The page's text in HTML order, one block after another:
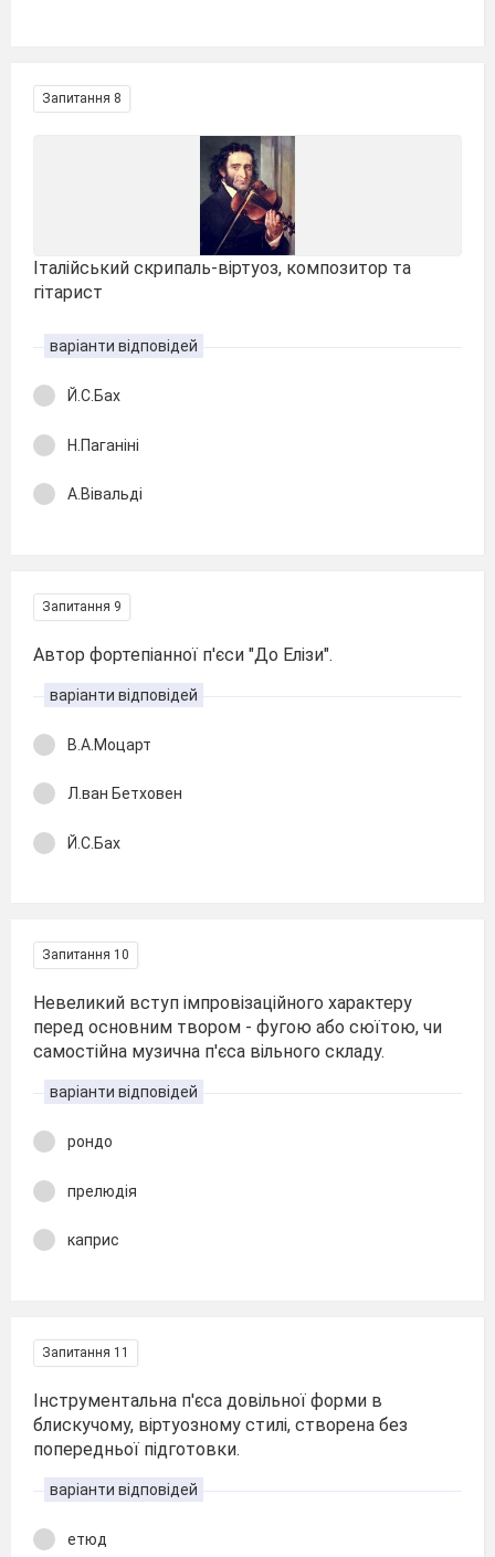
Запитання 8
Італійський скрипаль-віртуоз, композитор та
гітарист
варіанти відповідей
Й.С.Бах
Н.Паганіні
А.Вівальді
Запитання 9
Автор фортепіанної п'єси "До Елізи".
варіанти відповідей
В.А.Моцарт
Л.ван Бетховен
Й.С.Бах
Запитання 10
Невеликий вступ імпровізаційного характеру
перед основним твором - фугою або сюїтою, чи
самостійна музична п'єса вільного складу.
варіанти відповідей
рондо
прелюдія
каприс
Запитання 11
Інструментальна п'єса довільної форми в
блискучому, віртуозному стилі, створена без
попередньої підготовки.
варіанти відповідей
етюд